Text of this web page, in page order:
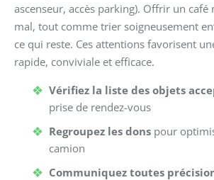
ascenseur, accès parking). Offrir un café
mal, tout comme trier soigneusement
ce qui reste. Ces attentions favorisent
rapide, conviviale et efficace.
Vérifiez la liste des objets
prise de rendez-vous
Regroupez les dons pour
camion
Communiquez toutes